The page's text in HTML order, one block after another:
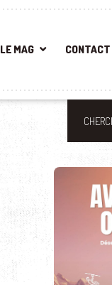
LE MAG CONTACT